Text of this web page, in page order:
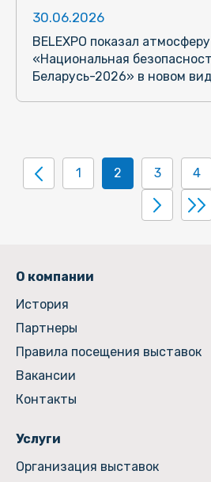
30.06.2026
BELEXPO показал
«Национальная
Беларусь-2026» в новом
1 2 3 4
О компании
История
Партнеры
Правила посещения выставок
Вакансии
Контакты
Услуги
Организация выставок